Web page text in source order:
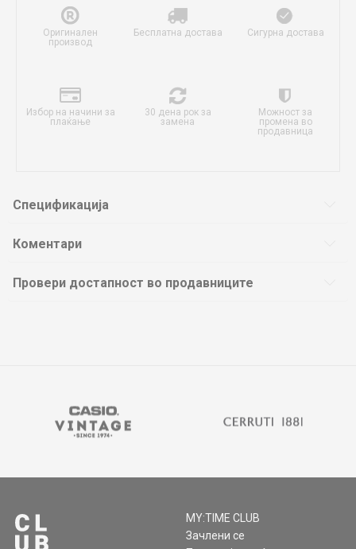
Оригинален
производ
Бесплатна достава Сигурна достава
Избор на начини за
плаќање
30 дена рок за
замена
Можност за
промена во
продавница
Спецификација
Коментари
Провери достапност во продавниците
MY:TIME CLUB
Зачлени се